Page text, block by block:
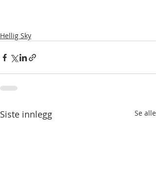
Hellig Sky
Siste innlegg Se alle